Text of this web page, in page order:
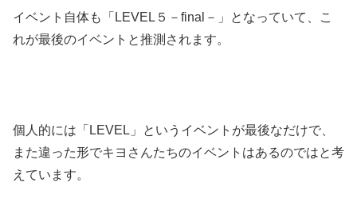
イベント自体も「LEVEL５－final－」となっていて、こ
れが最後のイベントと推測されます。
個人的には「LEVEL」というイベントが最後なだけで、
また違った形でキヨさんたちのイベントはあるのではと考
えています。